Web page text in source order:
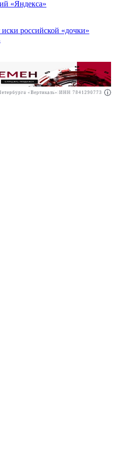
ООО "Право.ру" ИНН: 7704835288
«Яндекса»
российской «дочки»
«Вертикаль» ИНН 7841290773